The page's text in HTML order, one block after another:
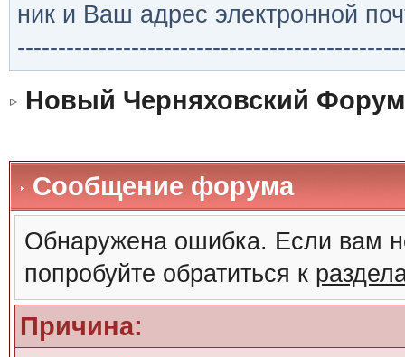
ник и Ваш адрес электронной
Новый Черняховский Форум
Сообщение форума
Обнаружена ошибка. Если вам
попробуйте обратиться к
Причина: